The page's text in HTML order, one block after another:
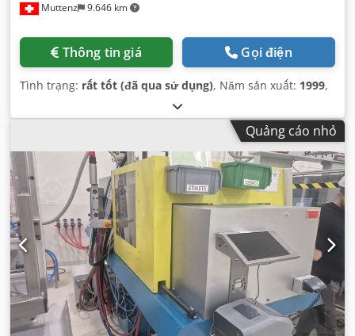
Muttenz 9.646 km
Thông tin giá Gọi điện
Tình trạng: rất tốt (đã qua sử dụng), Năm sản xuất: 1999,
Quảng cáo nhỏ